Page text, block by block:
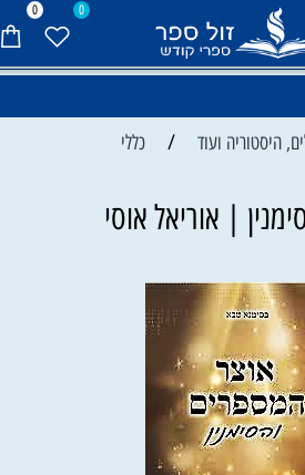
0 0
היסטוריה ועוד / כללי
| אוריאל אוסי